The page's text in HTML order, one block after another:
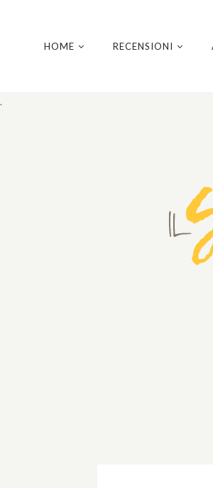
.
HOME RECENSIONI